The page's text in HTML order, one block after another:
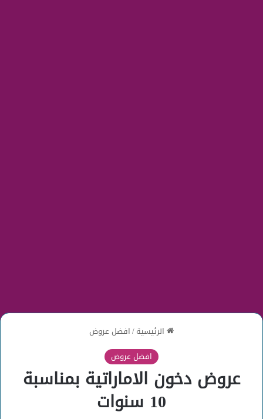
الرئيسية/افضل عروض
افضل عروض
عروض دخون الاماراتية بمناسبة
10 سنوات